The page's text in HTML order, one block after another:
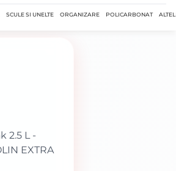
SCULE SI UNELTE ORGANIZARE POLICARBONAT
2.5 L -
EXTRA